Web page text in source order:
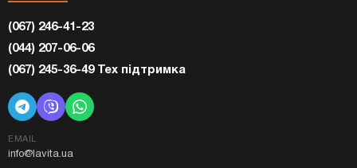
(067) 246-41-23
(044) 207-06-06
(067) 245-36-49 Тех підтримка
EMAIL
info@lavita.ua